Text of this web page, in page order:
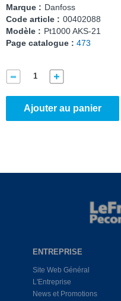
Marque : Danfoss
Code article : 00402088
Modèle : Pt1000 AKS-21
Page catalogue : 473
Ajouter au panier
ENTREPRISE
Site Web Général
L'Entreprise
News et Promotions